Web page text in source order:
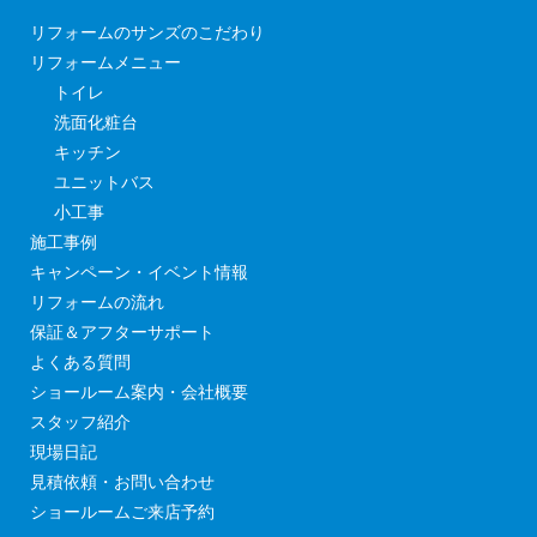
リフォームのサンズのこだわり
リフォームメニュー
トイレ
洗面化粧台
キッチン
ユニットバス
小工事
施工事例
キャンペーン・イベント情報
リフォームの流れ
保証＆アフターサポート
よくある質問
ショールーム案内・会社概要
スタッフ紹介
現場日記
見積依頼・お問い合わせ
ショールームご来店予約